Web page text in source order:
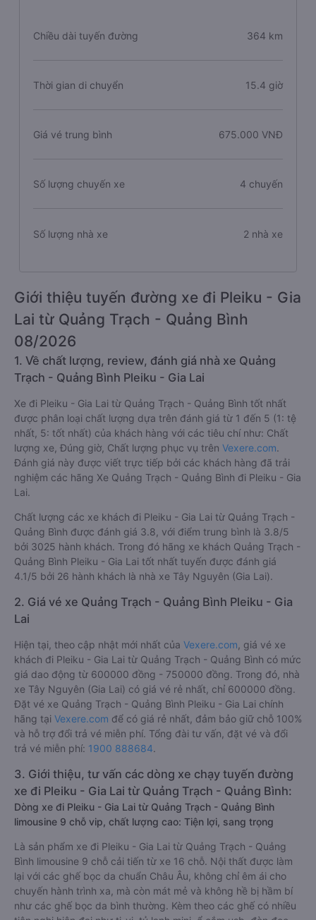
Chiều dài tuyến đường 364 km
Thời gian di chuyển 15.4 giờ
Giá vé trung bình 675.000 VNĐ
Số lượng chuyến xe 4 chuyến
Giới thiệu tuyến đường xe đi Pleiku - Gia
Lai từ Quảng Trạch - Quảng Bình
1. Về chất lượng, review, đánh giá nhà xe Quảng
Trạch - Quảng Bình Pleiku - Gia Lai
Xe đi Pleiku - Gia Lai từ Quảng Trạch - Quảng Bình tốt nhất
được phân loại chất lượng dựa trên đánh giá từ 1 đến 5 (1: tệ
nhất, 5: tốt nhất) của khách hàng với các tiêu chí như: Chất
lượng xe, Đúng giờ, Chất lượng phục vụ trên
Đánh giá này được viết trực tiếp bởi các khách hàng đã trải
nghiệm các hãng Xe Quảng Trạch - Quảng Bình đi Pleiku - Gia
Lai.
Chất lượng các xe khách đi Pleiku - Gia Lai từ Quảng Trạch -
Quảng Bình được đánh giá 3.8, với điểm trung bình là 3.8/5
bởi 3025 hành khách. Trong đó hãng xe khách Quảng Trạch -
Quảng Bình Pleiku - Gia Lai tốt nhất tuyến được đánh giá
4.1/5 bởi 26 hành khách là nhà xe Tây Nguyên (Gia Lai).
2. Giá vé xe Quảng Trạch - Quảng Bình Pleiku - Gia
Lai
Hiện tại, theo cập nhật mới nhất của Vexere.com, giá vé xe
khách đi Pleiku - Gia Lai từ Quảng Trạch - Quảng Bình có mức
giá dao động từ 600000 đồng - 750000 đồng. Trong đó, nhà
xe Tây Nguyên (Gia Lai) có giá vé rẻ nhất, chỉ 600000 đồng.
Đặt vé xe Quảng Trạch - Quảng Bình Pleiku - Gia Lai chính
hãng tạiVexere.comđể có giá rẻ nhất, đảm bảo giữ chỗ 100%
và hỗ trợ đổi trả vé miễn phí. Tổng đài tư vấn, đặt vé và đổi
trả vé miễn phí:
1900 888684 .
3. Giới thiệu, tư vấn các dòng xe chạy tuyến đường
xe đi Pleiku - Gia Lai từ Quảng Trạch - Quảng Bình:
Dòng xe đi Pleiku - Gia Lai từ Quảng Trạch - Quảng Bình
limousine 9 chỗ vip, chất lượng cao: Tiện lợi, sang trọng
Là sản phẩm xe đi Pleiku - Gia Lai từ Quảng Trạch - Quảng
Bình limousine 9 chỗ cải tiến từ xe 16 chỗ. Nội thất được làm